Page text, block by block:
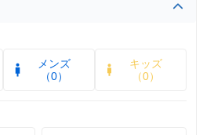
メンズ
（0）
キッズ
（0）